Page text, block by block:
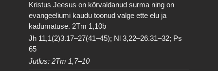
Kristus Jeesus on kõrvaldanud surma ning on
evangeeliumi kaudu toonud valge ette elu ja
kadumatuse. 2Tm 1,10b
Jh 11,1(2)3.17–27(41–45); Nl 3,22–26.31–32; Ps
65
Jutlus: 2Tm 1,7–10